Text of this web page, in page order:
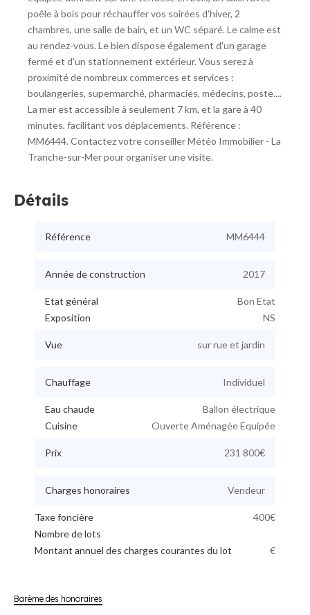
poêle à bois pour réchauffer vos soirées d'hiver, 2
chambres, une salle de bain, et un WC séparé. Le calme est
au rendez-vous. Le bien dispose également d'un garage
fermé et d'un stationnement extérieur. Vous serez à
proximité de nombreux commerces et services :
boulangeries, supermarché, pharmacies, médecins, poste....
La mer est accessible à seulement 7 km, et la gare à 40
minutes, facilitant vos déplacements. Référence :
MM6444. Contactez votre conseiller Météo Immobilier - La
Tranche-sur-Mer pour organiser une visite.
Détails
Référence MM6444
Année de construction 2017
Etat général
Bon Etat
Exposition
NS
Vue sur rue et jardin
Chauffage Individuel
Eau chaude
Ballon électrique
Cuisine
Ouverte Aménagée Equipée
Prix 231 800€
Charges honoraires Vendeur
Taxe foncière
400€
Nombre de lots
Montant annuel des charges courantes du lot
€
Barème des honoraires